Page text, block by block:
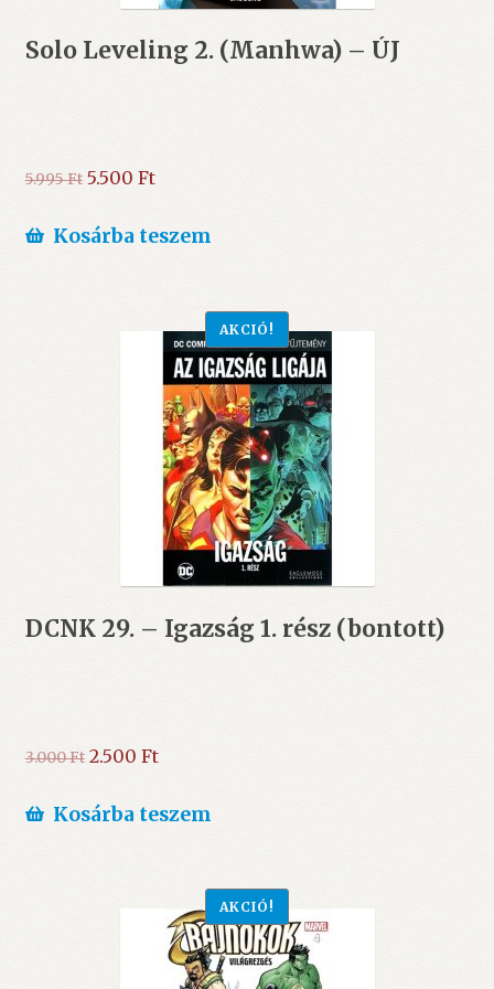
Solo Leveling 2. (Manhwa) – ÚJ
5.995Ft Original
was:
5.500 FtCurrent
is:
Kosárba teszem
DCNK 29. – Igazság 1. rész (bontott)
AKCIÓ!
3.000Ft Original
was:
2.500 FtCurrent
is:
Kosárba teszem
AKCIÓ!